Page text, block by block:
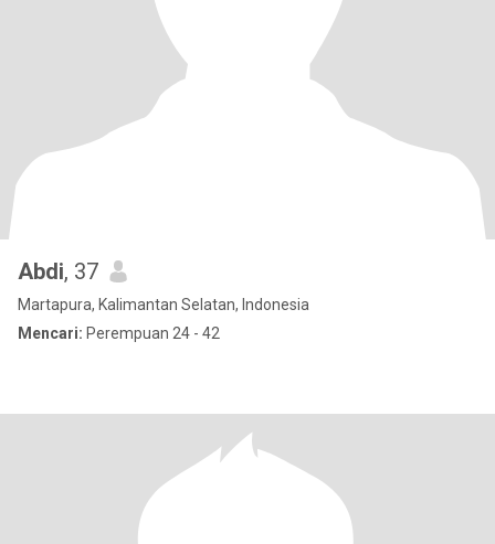
Abdi, 37
Martapura, Kalimantan Selatan, Indonesia
Mencari: Perempuan 24 - 42